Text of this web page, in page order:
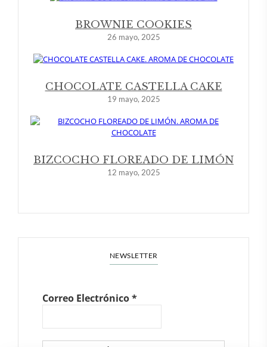
BROWNIE COOKIES
26 mayo, 2025
CHOCOLATE CASTELLA CAKE
19 mayo, 2025
BIZCOCHO FLOREADO DE LIMÓN
12 mayo, 2025
NEWSLETTER
Correo Electrónico*